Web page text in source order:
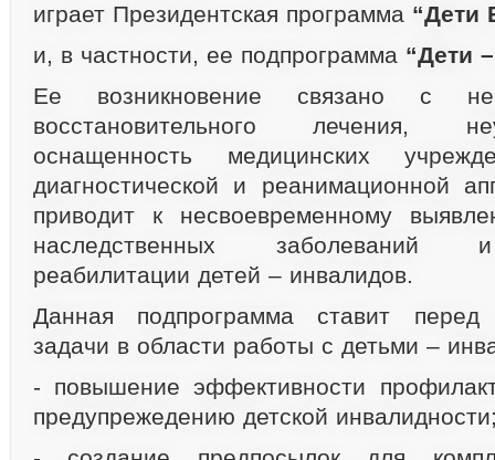
играет Президентская программа “Дети
и, в частности, ее подпрограмма “Дети
Ее возникновение связано с
восстановительного лечения,
оснащенность медицинских
диагностической и реанимационной
приводит к несвоевременному
наследственных заболеваний
реабилитации детей – инвалидов.
Данная подпрограмма ставит
задачи в области работы с детьми –
- повышение эффективности
предупрежедению детской